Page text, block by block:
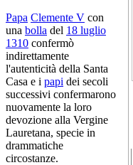
Papa Clemente V con
una bolla del 18 luglio
1310 confermò
indirettamente
l'autenticità della Santa
Casa e i papi dei secoli
successivi confermarono
nuovamente la loro
devozione alla Vergine
Lauretana, specie in
drammatiche
circostanze.